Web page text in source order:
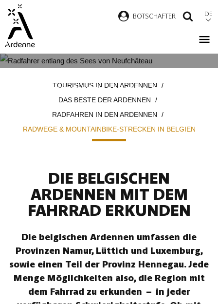
Direkt
zum
Inhalt
BOTSCHAFTER DE
STRECKEN IN BELGIEN
TOURISMUS IN DEN ARDENNEN
DAS BESTE DER ARDENNEN
RADFAHREN IN DEN ARDENNEN
RADWEGE & MOUNTAINBIKE-STRECKEN IN BELGIEN
DIE BELGISCHEN
ARDENNEN MIT DEM
FAHRRAD ERKUNDEN
Die belgischen Ardennen umfassen die
Provinzen Namur, Lüttich und Luxemburg,
sowie einen Teil der Provinz Hennegau. Jede
Menge Möglichkeiten also, die Region mit
dem Fahrrad zu erkunden – in jeder